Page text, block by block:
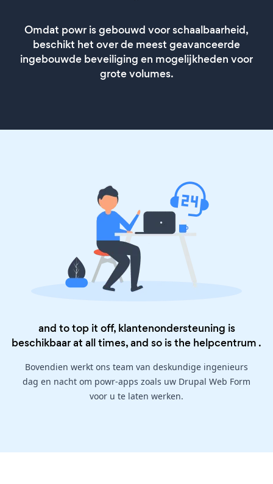
Omdat powr is gebouwd voor schaalbaarheid,
beschikt het over de meest geavanceerde
ingebouwde beveiliging en mogelijkheden voor
grote volumes.
and to top it off, klantenondersteuning is
beschikbaar at all times, and so is the helpcentrum .
Bovendien werkt ons team van deskundige ingenieurs
dag en nacht om powr-apps zoals uw Drupal Web Form
voor u te laten werken.